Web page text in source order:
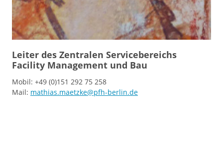
Leiter des Zentralen Servicebereichs
Facility Management und Bau
Mobil: +49 (0)151 292 75 258
Mail: mathias.maetzke@pfh-berlin.de